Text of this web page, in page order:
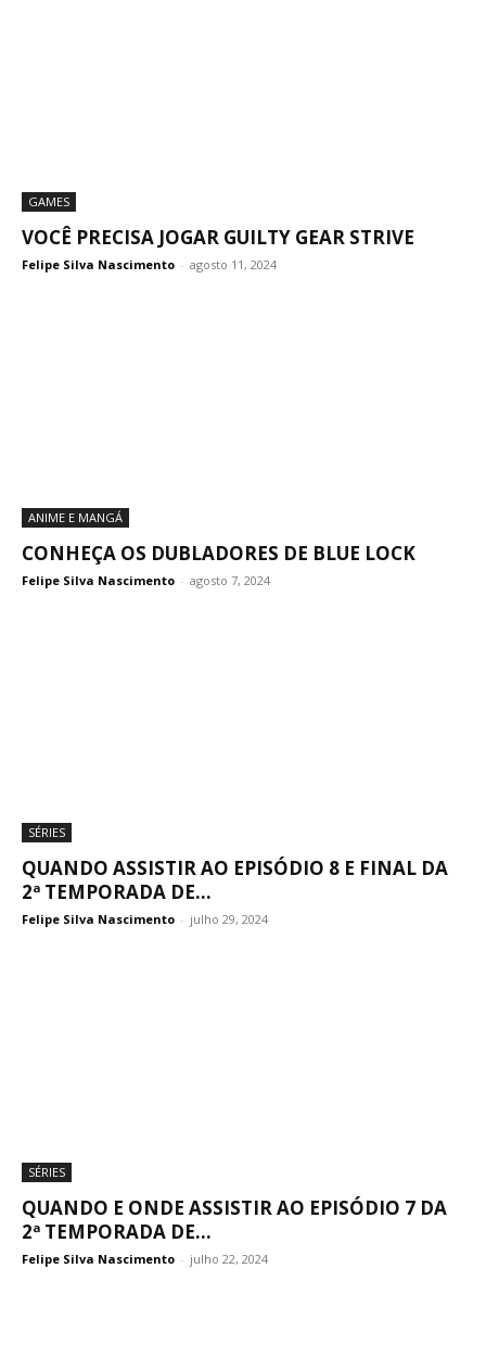
GAMES
VOCÊ PRECISA JOGAR GUILTY GEAR STRIVE
Felipe Silva Nascimento - agosto 11, 2024
ANIME E MANGÁ
CONHEÇA OS DUBLADORES DE BLUE LOCK
Felipe Silva Nascimento - agosto 7, 2024
SÉRIES
QUANDO ASSISTIR AO EPISÓDIO 8 E FINAL DA
2ª TEMPORADA DE...
Felipe Silva Nascimento - julho 29, 2024
SÉRIES
QUANDO E ONDE ASSISTIR AO EPISÓDIO 7 DA
2ª TEMPORADA DE...
Felipe Silva Nascimento - julho 22, 2024